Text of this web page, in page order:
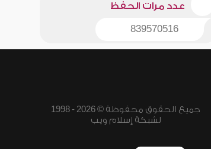
عدد مرات الحفظ
839570516
جميع الحقوق محفوظة © 2026 - 1998
لشبكة إسلام ويب